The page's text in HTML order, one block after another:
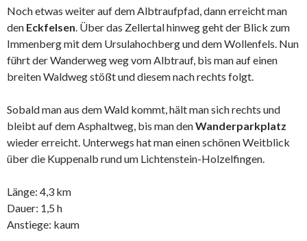
Noch etwas weiter auf dem Albtraufpfad, dann erreicht man
den Eckfelsen. Über das Zellertal hinweg geht der Blick zum
Immenberg mit dem Ursulahochberg und dem Wollenfels. Nun
führt der Wanderweg weg vom Albtrauf, bis man auf einen
breiten Waldweg stößt und diesem nach rechts folgt.
Sobald man aus dem Wald kommt, hält man sich rechts und
bleibt auf dem Asphaltweg, bis man denWanderparkplatz
wieder erreicht. Unterwegs hat man einen schönen Weitblick
über die Kuppenalb rund um Lichtenstein-Holzelfingen.
Länge: 4,3 km
Dauer: 1,5 h
Anstiege: kaum